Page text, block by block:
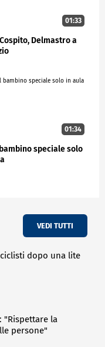
01:33
Delmastro a
01:34
speciale solo
VEDI TUTTI
dopo una lite
"Rispettare la
persone"